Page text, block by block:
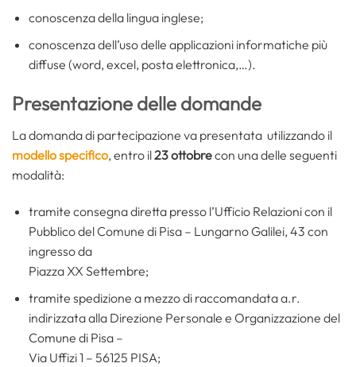
conoscenza della lingua inglese;
conoscenza dell’uso delle applicazioni informatiche più
diffuse (word, excel, posta elettronica,…).
Presentazione delle domande
La domanda di partecipazione va presentata utilizzando il
modello specifico, entro il23 ottobrecon una delle seguenti
modalità:
tramite consegna diretta presso l’Ufficio Relazioni con il
Pubblico del Comune di Pisa – Lungarno Galilei, 43 con
ingresso da
Piazza XX Settembre;
tramite spedizione a mezzo di raccomandata a.r.
indirizzata alla Direzione Personale e Organizzazione del
Comune di Pisa –
Via Uffizi 1 – 56125 PISA;